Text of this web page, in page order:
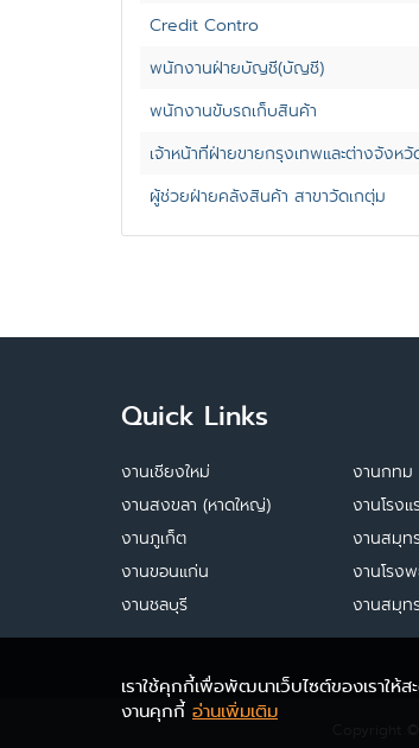
Credit Contro
พนักงานฝ่ายบัญชี(บัญชี)
พนักงานขับรถเก็บสินค้า
เจ้าหน้าที่ฝ่ายขายกรุงเทพและต่างจังหวั
ผู้ช่วยฝ่ายคลังสินค้า สาขาวัดเกตุ่ม
Quick Links
งานเชียงใหม่
งานสงขลา (หาดใหญ่)
งานภูเก็ต
งานขอนแก่น
งานชลบุรี
งานกทม
งานโรงแ
งานสมุท
งานโรง
งานสมุท
เราใช้คุกกี้เพื่อพัฒนาเว็บไซต์ของเราใ
งานคุกกี้ อ่านเพิ่มเติม